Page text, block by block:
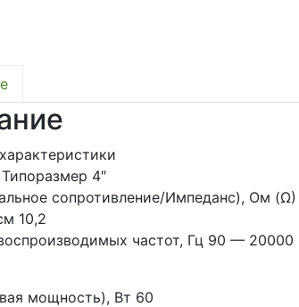
4″
сопротивление/Импеданс), Ом
10,2
частот, Гц 90 — 20000
мощность), Вт 60